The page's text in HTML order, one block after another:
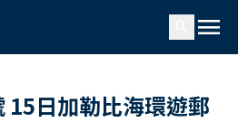
menu
15日加勒比海環遊郵